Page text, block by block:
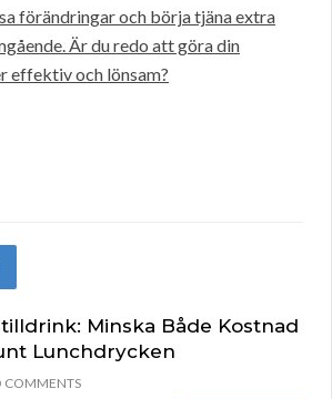
förändringar och börja tjäna extra
Är du redo att göra din
effektiv och lönsam?
Minska Både Kostnad
Lunchdrycken
COMMENTS